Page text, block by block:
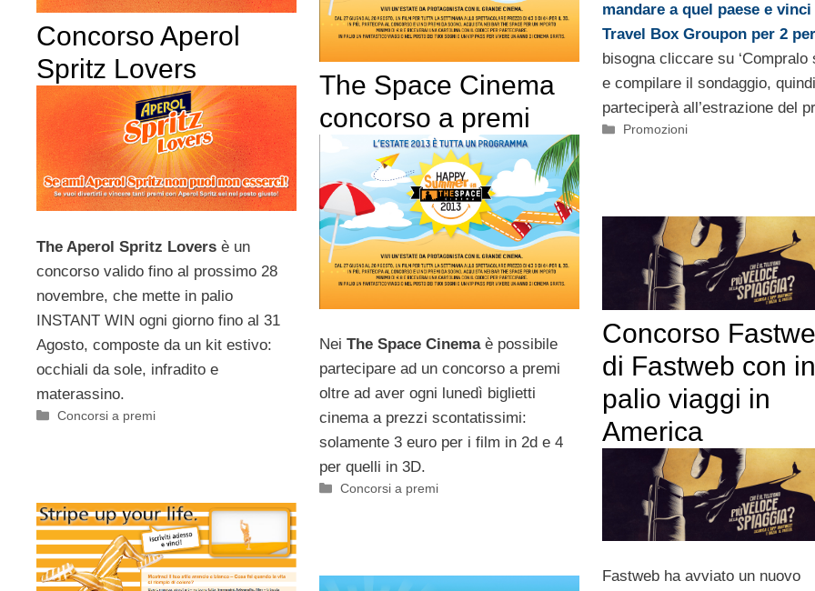
mandare a quel paese e vinci
Travel Box Groupon per 2
bisogna cliccare su ‘Compralo
e compilare il sondaggio,
parteciperà all’estrazione del
Categorie
Promozioni
Concorso Aperol
Spritz Lovers
The Aperol Spritz Lovers è un
concorso valido fino al prossimo 28
novembre, che mette in palio
INSTANT WIN ogni giorno fino al 31
Agosto, composte da un kit estivo:
occhiali da sole, infradito e
materassino.
Categorie
Concorsi a premi
The Space Cinema
concorso a premi
Nei The Space Cinemaè possibile
partecipare ad un concorso a premi
oltre ad aver ogni lunedì biglietti
cinema a prezzi scontatissimi:
solamente 3 euro per i film in 2d e 4
per quelli in 3D.
Categorie
Concorsi a premi
Concorso
di Fastweb con in
palio viaggi in
America
Fastweb ha avviato un nuovo